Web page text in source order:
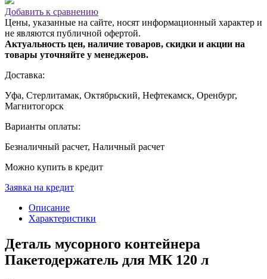
Добавить к сравнению
Цены, указанные на сайте, носят информационный характер и
не являются публичной офертой.
Актуальность цен, наличие товаров, скидки и акции на
товары уточняйте у менеджеров.
Доставка:
Уфа, Стерлитамак, Октябрьский, Нефтекамск, Оренбург,
Магнитогорск
Варианты оплаты:
Безналичный расчет, Наличный расчет
Можно купить в кредит
Заявка на кредит
Описание
Характеристики
Деталь мусорного контейнера
Пакетодержатель для МК 120 л